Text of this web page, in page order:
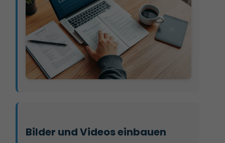
Bilder und Videos einbauen